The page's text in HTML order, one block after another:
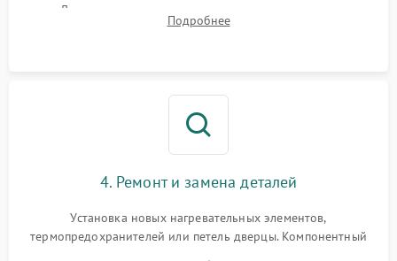
Диагностика термостата, датчиков температуры,
переключателя режимов и мотора конвекции.
Подробнее
4. Ремонт и замена деталей
Установка новых нагревательных элементов,
термопредохранителей или петель дверцы. Компонентный